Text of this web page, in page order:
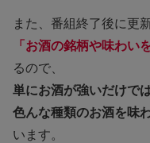
また、番組終了後に更
「お酒の銘柄や味わい
るので、
単にお酒が強いだけで
色んな種類のお酒を味
います。